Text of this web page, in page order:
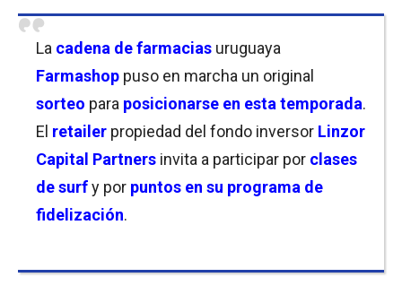
La cadena de farmacias uruguaya
Farmashop puso en marcha un original
sorteo para posicionarse en esta temporada.
El retailer propiedad del fondo inversor Linzor
Capital Partners invita a participar por clases
de surfy por puntos en su programa de
fidelización.